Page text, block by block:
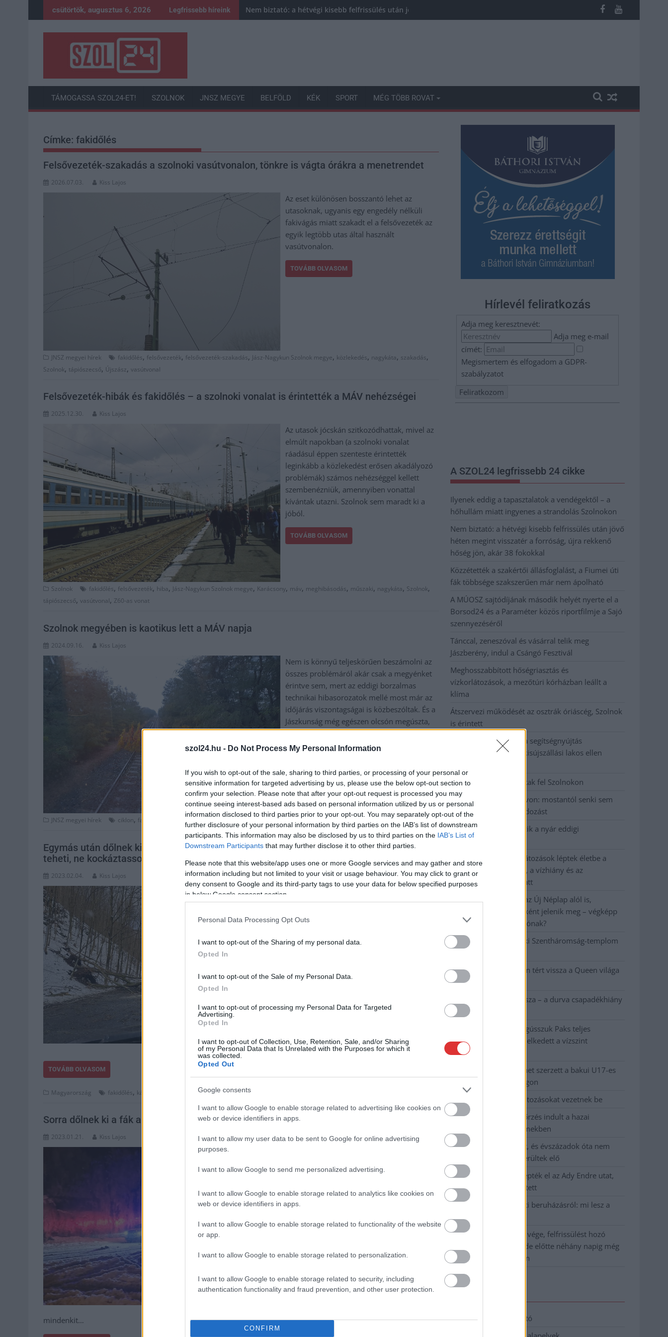
szol24.hu - Do Not Process My Personal Information
If you wish to opt-out of the sale, sharing to third parties, or processing of your personal or
sensitive information for targeted advertising by us, please use the below opt-out section to
confirm your selection. Please note that after your opt-out request is processed you may
continue seeing interest-based ads based on personal information utilized by us or personal
information disclosed to third parties prior to your opt-out. You may separately opt-out of the
further disclosure of your personal information by third parties on the IAB’s list of downstream
participants. This information may also be disclosed by us to third parties on the IAB’s List of
Downstream Participants that may further disclose it to other third parties.
Please note that this website/app uses one or more Google services and may gather and store
information including but not limited to your visit or usage behaviour. You may click to grant or
deny consent to Google and its third-party tags to use your data for below specified purposes
in below Google consent section.
Personal Data Processing Opt Outs
I want to opt-out of the Sharing of my personal data.
Opted In
I want to opt-out of the Sale of my Personal Data.
Opted In
I want to opt-out of processing my Personal Data for Targeted
Advertising.
Opted In
I want to opt-out of Collection, Use, Retention, Sale, and/or Sharing
of my Personal Data that Is Unrelated with the Purposes for which it
was collected.
Opted Out
Google consents
I want to allow Google to enable storage related to advertising like cookies on
web or device identifiers in apps.
I want to allow my user data to be sent to Google for online advertising
purposes.
I want to allow Google to send me personalized advertising.
I want to allow Google to enable storage related to analytics like cookies on
web or device identifiers in apps.
I want to allow Google to enable storage related to functionality of the website
or app.
I want to allow Google to enable storage related to personalization.
I want to allow Google to enable storage related to security, including
authentication functionality and fraud prevention, and other user protection.
CONFIRM
to
csütörtök, augusztus 6, 2026 Legfrissebb híreink Nem biztató: a hétvégi kisebb felfrissülés után jövő héten megint visszatér a forróság, újra rekkenő hőség jön, akár 38
TÁMOGASSA SZOL24-ET! SZOLNOK JNSZ MEGYE BELFÖLD KÉK SPORT MÉG TÖBB ROVAT
Címke: fakidőlés
Felsővezeték-szakadás a szolnoki vasútvonalon, tönkre is vágta órákra a menetrendet
2026.07.03. Kiss Lajos
Az eset különösen bosszantó lehet az
utasoknak, ugyanis egy engedély nélküli
fakivágás miatt szakadt el a felsővezeték az
egyik legtöbb utas által használt
vasútvonalon.
TOVÁBB OLVASOM
JNSZ megyei hírek fakidőlés, felsővezeték, felsővezeték-szakadás, Jász-Nagykun Szolnok megye, közlekedés, nagykáta, szakadás,
Szolnok, tápiószecső, Újszász, vasútvonal
Felsővezeték-hibák és fakidőlés – a szolnoki vonalat is érintették a MÁV nehézségei
2025.12.30. Kiss Lajos
Az utasok jócskán szitkozódhattak, mivel az
elmúlt napokban (a szolnoki vonalat
ráadásul éppen szenteste érintették
leginkább a közlekedést erősen akadályozó
problémák) számos nehézséggel kellett
szembenézniük, amennyiben vonattal
kívántak utazni. Szolnok sem maradt ki a
jóból.
TOVÁBB OLVASOM
Szolnok fakidőlés, felsővezeték, hiba, Jász-Nagykun Szolnok megye, Karácsony, máv, meghibásodás, műszaki, nagykáta, Szolnok,
tápiószecső, vasútvonal, Z60-as vonat
Szolnok megyében is kaotikus lett a MÁV napja
2024.09.16. Kiss Lajos
Nem is könnyű teljeskörűen beszámolni az
összes problémáról akár csak a megyénket
érintve sem, mert az eddigi borzalmas
technikai hibasorozatok mellé most már az
időjárás viszontagságai is közbeszóltak. És a
Jászkunság még egészen olcsón megúszta,
ahhoz képest, amit a Dunántúl, vagy
Ausztria kap.
JNSZ megyei hírek ciklon, fakidőlés , , , , máv , szélvihar , vasúti , vonat
Egymás után dőlnek ki a fák országszerte, hatalmasak a károk, mindenhol veszélyes, aki
teheti, ne kockáztasson – videó
2023.02.04. Kiss Lajos
Néhol orkánerejű szél tombol az országban
egész nap. Leginkább a Dunántúlon vannak
óriási gondok a vasúti és közúti
onnan érkezik bejelentés, de igazából sehol
felázott talaj és a rendkívül erős szél komoly
Online jelentése és fényképe a Bükkből:
erdei utakat.” De országosan…
TOVÁBB OLVASOM
Magyarország fakidőlés, károk veszély
Sorra dőlnek ki a fák a Bükkben és a Mátrában, a rendőrök mindenkit visszafordítanak
2023.01.21. Kiss Lajos
ne tegye. A teljesen felázott talaj és a vizes,
miatt a fák az erdőkben és az út mentén is
egyre-másra dőlnek ki, rendkívül
az erdős vidéket a Bükkben, de már a
Lillafüreden és a Bükk más részein is, a
Facebookon. „Szinte járhatatlanok az utak a
Bükkben, Lillafüreden villanyvezetéket
mindenkit…
Hírlevél feliratkozás
Adja meg keresztnevét:
Adja meg e-mail
címét:
Megismertem és elfogadom a GDPR-
szabályzatot
A SZOL24 legfrissebb 24 cikke
Ilyenek eddig a tapasztalatok a vendégektől – a
hőhullám miatt ingyenes a strandolás Szolnokon
Nem biztató: a hétvégi kisebb felfrissülés után jövő
héten megint visszatér a forróság, újra rekkenő
hőség jön, akár 38 fokokkal
Közzétették a szakértői állásfoglalást, a Fiumei úti
fák többsége szakszerűen már nem ápolható
A MÚOSZ sajtódíjának második helyét nyerte el a
Borsod24 és a Paraméter közös riportfilmje a Sajó
szennyezéséről
Tánccal, zeneszóval és vásárral telik meg
Jászberény, indul a Csángó Fesztivál
Meghosszabbított hőségriasztás és
vízkorlátozások, a mezőtúri kórházban leállt a
klíma
Átszervezi működését az osztrák óriáscég, Szolnok
is érintett
Tragédiába torkollott a segítségnyújtás
elmulasztása, három kisújszállási lakos ellen
Hatalmas lángok csaptak fel Szolnokon
Vízitraffipax a Tisza-tavon: mostantól senki sem
úszhatja meg a száguldozást
Szolnokra is megérkezik a nyár eddigi
legkeményebb napja
Már Szolnokon is korlátozások léptek életbe a
tartós hatalmas hőség, a vízhiány és az
áramtakarékosság miatt
A NER kihúzta a talajt az Új Néplap alól is,
immáron csak hetilapként jelenik meg – végképp
vége a nyomtatott sajtónak?
Befejeződött a szolnoki Szentháromság-templom
Szimfonikus köntösben tért vissza a Queen világa
a fővárosba
Ilyen, amikor „fél” a Tisza – a durva csapadékhiány
nagyon meglátszik
Lehet, hogy mégis megússzuk Paks teljes
leállítását, némileg emelkedett a vízszint
(VIDEÓVAL)
Tugyi Zétény ezüstérmet szerzett a bakui U17-es
birkózó-világbajnokságon
Jászberényben is korlátozásokat vezetnek be
Átfogó országos ellenőrzés indult a hazai
akkumulátoripari üzemekben
A Tisza visszahúzódott, és évszázadok óta nem
látott maradványok kerültek elő
Mentők és rendőrök lepték el az Ady Endre utat,
egy kerékpáros is érintett
Parázs vita a Fiumei úti beruházásról: mi lesz a
Végre látszik az alagút vége, felfrissülést hozó
hidegfront közeledik, de előtte néhány napig még
pokoli rekordhőség jön
Elérhetőség
Adatkezelési tájékoztató